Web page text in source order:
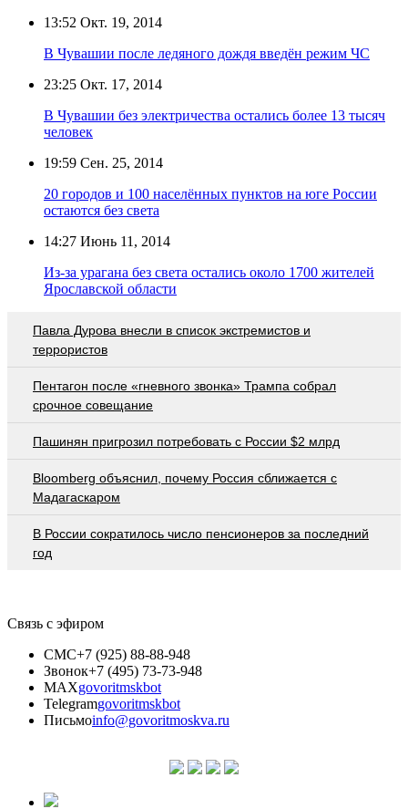
13:52 Окт. 19, 2014
В Чувашии после ледяного дождя введён режим ЧС
23:25 Окт. 17, 2014
В Чувашии без электричества остались более 13 тысяч
человек
19:59 Сен. 25, 2014
20 городов и 100 населённых пунктов на юге России
остаются без света
14:27 Июнь 11, 2014
Из-за урагана без света остались около 1700 жителей
Ярославской области
Павла Дурова внесли в список экстремистов и
террористов
Пентагон после «гневного звонка» Трампа собрал
срочное совещание
Пашинян пригрозил потребовать c России $2 млрд
Bloomberg объяснил, почему Россия сближается с
Мадагаскаром
В России сократилось число пенсионеров за последний
год
Связь с эфиром
СМС+7 (925) 88-88-948
Звонок+7 (495) 73-73-948
MAXgovoritmskbot
Telegramgovoritmskbot
Письмоinfo@govoritmoskva.ru